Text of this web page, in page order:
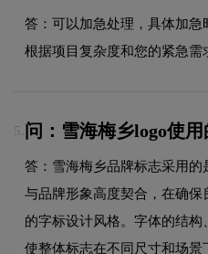
答：可以加急处理，具体加
根据项目复杂度和您的紧急需
5. 问：雪海梅乡logo使
答：雪海梅乡品牌标志采用
与品牌形象高度契合，在确
的字标设计风格。字体的结构
使整体标志在不同尺寸和场景